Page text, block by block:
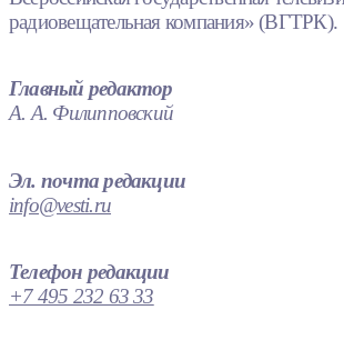
радиовещательная компания» (ВГТРК).
Главный редактор
А. А. Филипповский
Эл. почта редакции
info@vesti.ru
Телефон редакции
+7 495 232 63 33